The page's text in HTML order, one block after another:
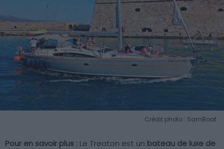
Crédit photo : SamBoat
Pour en savoir plus : Le Treaton est un bateau de luxe de